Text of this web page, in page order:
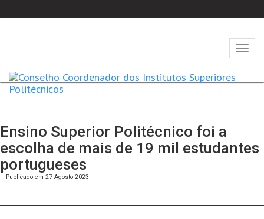
Abrir
Ensino Superior Politécnico foi a
escolha de mais de 19 mil estudantes
portugueses
Publicado em 27 Agosto 2023